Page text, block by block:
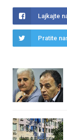
Lajkajte
Pratite